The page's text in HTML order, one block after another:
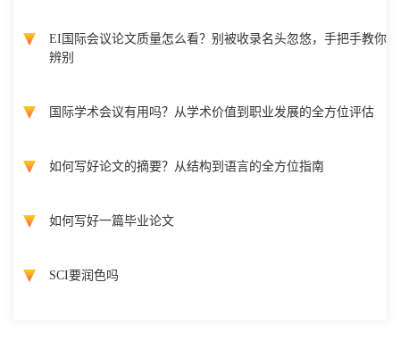
EI国际会议论文质量怎么看？别被收录名头忽悠，手把手教你
辨别
国际学术会议有用吗？从学术价值到职业发展的全方位评估
如何写好论文的摘要？从结构到语言的全方位指南
如何写好一篇毕业论文
SCI要润色吗